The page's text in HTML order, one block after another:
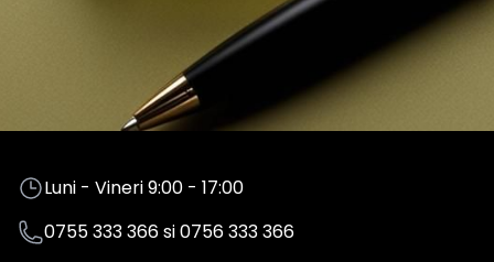
Luni - Vineri 9:00 - 17:00
0755 333 366si0756 333 366